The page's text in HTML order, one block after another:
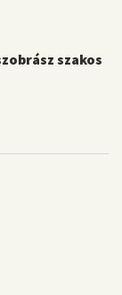
szakos